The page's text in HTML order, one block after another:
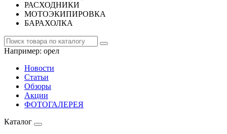
РАСХОДНИКИ
МОТОЭКИПИРОВКА
БАРАХОЛКА
Например: орел
Новости
Статьи
Обзоры
Акции
ФОТОГАЛЕРЕЯ
Каталог